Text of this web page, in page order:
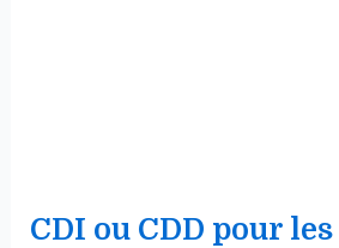
CDI ou CDD pour